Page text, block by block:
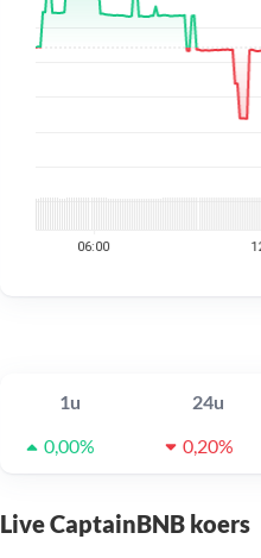
1u 24u
0,00%
0,20%
Live CaptainBNB koers